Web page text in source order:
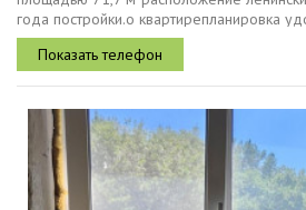
года постройки.о квартирепланировка
просторной общей гостиной.этаж 3й из 5
это...